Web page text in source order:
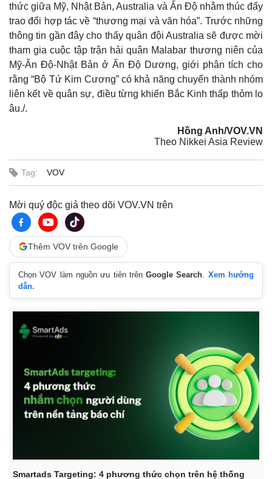
Pháp luật
Vụ án
Tin nóng
Tư vấn luật
Quân sự - Quốc phòng
thức giữa Mỹ, Nhật Bản, Australia và Ấn Độ nhằm thúc đẩy
trao đổi hợp tác về “thương mại và văn hóa”. Trước những
thông tin gần đây cho thấy quân đội Australia sẽ được mời
tham gia cuộc tập trận hải quân Malabar thương niên của
Mỹ-Ấn Độ-Nhật Bản ở Ấn Độ Dương, giới phân tích cho
rằng “Bộ Tứ Kim Cương” có khả năng chuyển thành nhóm
liên kết về quân sự, điều từng khiến Bắc Kinh thấp thỏm lo
âu./.
Hồng Anh/VOV.VN
Theo Nikkei Asia Review
Tag: VOV
Mời quý độc giả theo dõi VOV.VN trên
Thêm VOV trên Google
Chọn VOV làm nguồn ưu tiên trênGoogle Search
Xem hướng
dẫn.
Smartads Targeting: 4 phương thức chọn trên hệ thống